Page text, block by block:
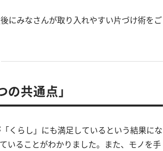
にみなさんが取り入れやすい片づけ術をご
の共通点」
くらし」にも満足しているという結果にな
いることがわかりました。また、モノを手